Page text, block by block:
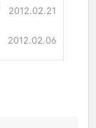
2012.02.21
2012.02.06